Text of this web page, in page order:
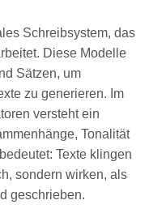
Schreibsystem, das
Diese Modelle
Sätzen, um
zu generieren. Im
versteht ein
Tonalität
Texte klingen
sondern wirken, als
geschrieben.